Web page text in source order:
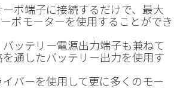
ボ端子に接続するだけで、最大
ボモーターを使用することができ
ッテリー電源出力端子も兼ねて
通したバッテリー出力を使用す
バーを使用して更に多くのモー